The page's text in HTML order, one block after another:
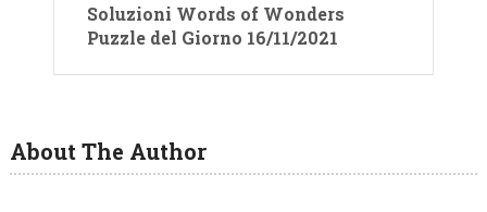
Soluzioni Words of Wonders
Puzzle del Giorno 16/11/2021
About The Author